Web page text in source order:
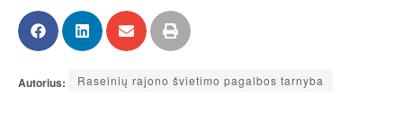
Autorius: Raseinių rajono švietimo pagalbos tarnyba